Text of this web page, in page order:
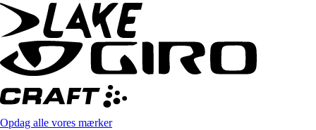
Opdag alle vores mærker